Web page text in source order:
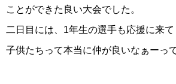
ことができた良い大会でした。
二日目には、1年生の選手も応援に来
子供たちって本当に仲が良いなぁーっ